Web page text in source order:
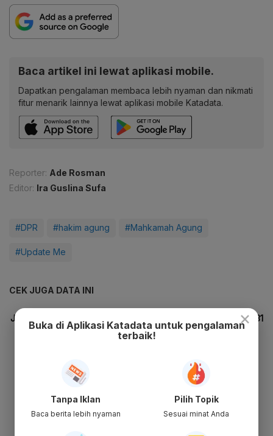
Baca artikel ini lewat aplikasi mobile.
Dapatkan pengalaman membaca lebih nyaman dan nikmati
fitur menarik lainnya lewat aplikasi mobile Katadata.
Reporter: Ade Rosman
Editor: Ira Guslina Sufa
#DPR #hakim agung #Mahkamah Agung
#Update Me
CEK JUGA DATA INI
×
Buka di Aplikasi Katadata untuk pengalaman
terbaik!
Tanpa Iklan
Baca berita lebih nyaman
Pilih Topik
Sesuai minat Anda